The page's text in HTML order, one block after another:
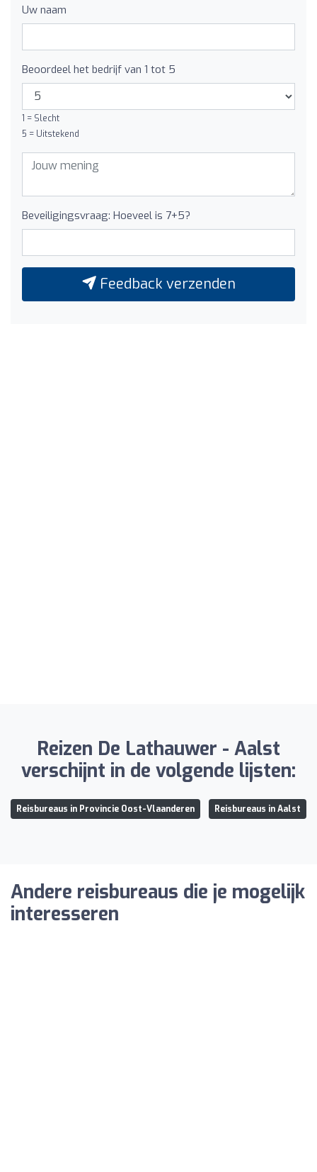
Uw naam
Beoordeel het bedrijf van 1 tot 5
1 = Slecht
5 = Uitstekend
Beveiligingsvraag: Hoeveel is 7+5?
Feedback verzenden
Reizen De Lathauwer - Aalst
verschijnt in de volgende lijsten:
Reisbureaus in Provincie Oost-Vlaanderen Reisbureaus in Aalst
Andere reisbureaus die je mogelijk
interesseren